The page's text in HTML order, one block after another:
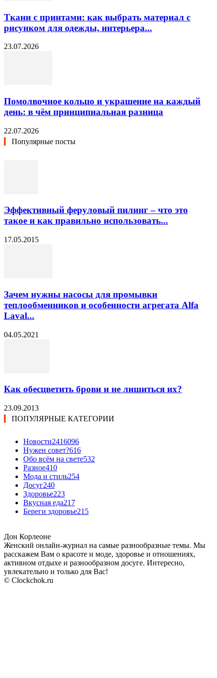
Ткани с принтами: как выбрать материал с
рисунком для одежды, интерьера...
23.07.2026
Помолвочное кольцо и украшение на каждый
день: в чём принципиальная разница
22.07.2026
Популярные посты
Эффективный феруловый пилинг – что это
такое и как правильно использовать...
17.05.2015
Зачем нужны насосы для промывки
теплообменников и особенности агрегата Alfa
Laval...
04.05.2021
Как обесцветить брови и не лишиться их?
23.09.2013
ПОПУЛЯРНЫЕ КАТЕГОРИИ
Новости2416096
Нужен совет?616
Обо всём на свете532
Разное410
Мода и стиль254
Досуг240
Здоровье223
Вкусная еда217
Береги здоровье215
Дон Корлеоне
Женский онлайн-журнал на самые разнообразные темы. Мы
расскажем Вам о красоте и моде, здоровье и отношениях,
активном отдыхе и разнообразном досуге. Интересно,
увлекательно и только для Вас!
© Clockchok.ru